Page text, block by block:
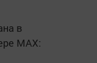
в
MАХ: